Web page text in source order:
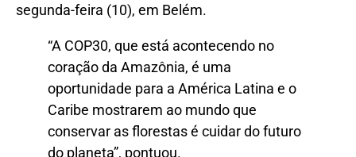
segunda-feira (10), em Belém.
“A COP30, que está acontecendo no
coração da Amazônia, é uma
oportunidade para a América Latina e o
Caribe mostrarem ao mundo que
conservar as florestas é cuidar do futuro
do planeta”, pontuou.